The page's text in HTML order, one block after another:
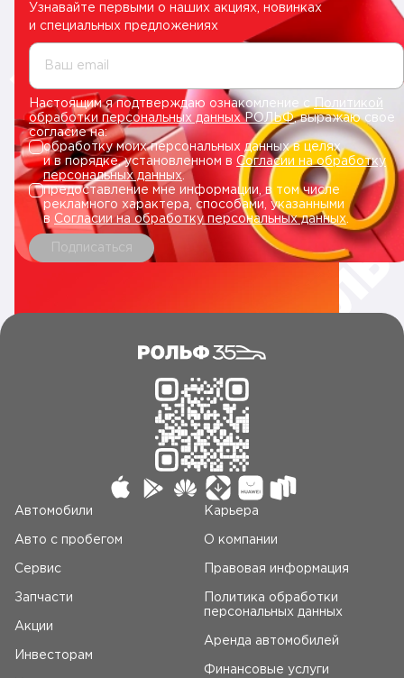
Узнавайте первыми о наших акциях, новинках
и специальных предложениях
Ваш email
Настоящим я подтверждаю ознакомление сПолитикой
обработки персональных данных РОЛЬФ, выражаю свое
согласие на:
обработку моих персональных данных в целях
и в порядке, установленном в Согласии на обработку
персональных данных.
предоставление мне информации, в том числе
рекламного характера, способами, указанными
в Согласии на обработку персональных данных
Подписаться
Автомобили
Авто c пробегом
Сервис
Запчасти
Акции
Инвесторам
Карьера
О компании
Правовая информация
Политика обработки
персональных данных
Аренда автомобилей
Финансовые услуги